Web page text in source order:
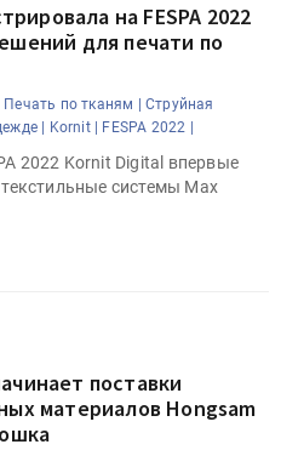
на FESPA 2022
для печати по
Печать по тканям |
Струйная
| Kornit | FESPA 2022 |
2022 Kornit Digital впервые
системы Max
поставки
материалов Hongsam